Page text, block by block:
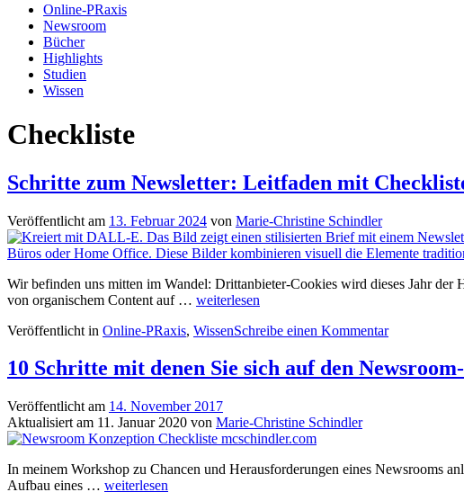
Online-PRaxis
Newsroom
Bücher
Highlights
Studien
Wissen
Checkliste
Schritte zum Newsletter: Leitfaden mit
Veröffentlicht am 13. Februar 2024 von Marie-Christine Schindler
Wir befinden uns mitten im Wandel: Drittanbieter-Cookies wird dieses Jahr
von organischem Content auf … Schritte
Newsletter:
mit
Checkliste
Tool-
Bewertung
und
Anleitung
zur
weiterlesen
Veröffentlicht in Online-PRaxis, WissenSchreibe einen Kommentar
10 Schritte mit denen Sie sich auf den
Veröffentlicht am 14. November 2017
Aktualisiert am 11. Januar 2020 von Marie-Christine Schindler
In meinem Workshop zu Chancen und Herausforderungen eines Newsrooms
Aufbau eines … 10
weiterlesen